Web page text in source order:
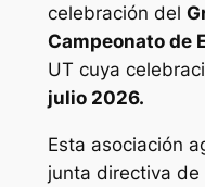
celebración del
Campeonato de
UT cuya
julio 2026.
Esta asociación
junta directiva de